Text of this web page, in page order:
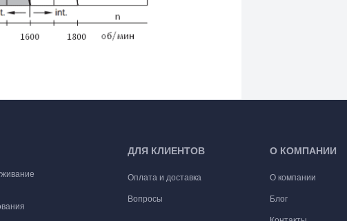
ДЛЯ КЛИЕНТОВ
Оплата и доставка
Вопросы
О КОМПАНИИ
О компании
Блог